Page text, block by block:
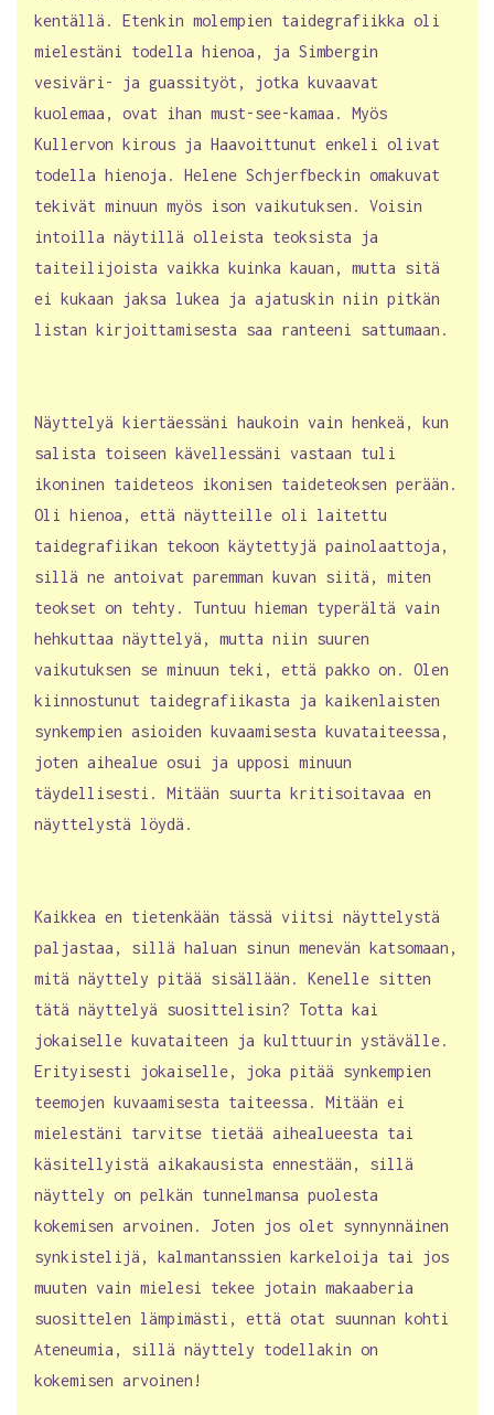
kentällä. Etenkin molempien taidegrafiikka oli
mielestäni todella hienoa, ja Simbergin
vesiväri- ja guassityöt, jotka kuvaavat
kuolemaa, ovat ihan must-see-kamaa. Myös
Kullervon kirous ja Haavoittunut enkeli olivat
todella hienoja. Helene Schjerfbeckin omakuvat
tekivät minuun myös ison vaikutuksen. Voisin
intoilla näytillä olleista teoksista ja
taiteilijoista vaikka kuinka kauan, mutta sitä
ei kukaan jaksa lukea ja ajatuskin niin pitkän
listan kirjoittamisesta saa ranteeni sattumaan.
Näyttelyä kiertäessäni haukoin vain henkeä, kun
salista toiseen kävellessäni vastaan tuli
ikoninen taideteos ikonisen taideteoksen perään.
Oli hienoa, että näytteille oli laitettu
taidegrafiikan tekoon käytettyjä painolaattoja,
sillä ne antoivat paremman kuvan siitä, miten
teokset on tehty. Tuntuu hieman typerältä vain
hehkuttaa näyttelyä, mutta niin suuren
vaikutuksen se minuun teki, että pakko on. Olen
kiinnostunut taidegrafiikasta ja kaikenlaisten
synkempien asioiden kuvaamisesta kuvataiteessa,
joten aihealue osui ja upposi minuun
täydellisesti. Mitään suurta kritisoitavaa en
näyttelystä löydä.
Kaikkea en tietenkään tässä viitsi näyttelystä
paljastaa, sillä haluan sinun menevän katsomaan,
mitä näyttely pitää sisällään. Kenelle sitten
tätä näyttelyä suosittelisin? Totta kai
jokaiselle kuvataiteen ja kulttuurin ystävälle.
Erityisesti jokaiselle, joka pitää synkempien
teemojen kuvaamisesta taiteessa. Mitään ei
mielestäni tarvitse tietää aihealueesta tai
käsitellyistä aikakausista ennestään, sillä
näyttely on pelkän tunnelmansa puolesta
kokemisen arvoinen. Joten jos olet synnynnäinen
synkistelijä, kalmantanssien karkeloija tai jos
muuten vain mielesi tekee jotain makaaberia
suosittelen lämpimästi, että otat suunnan kohti
Ateneumia, sillä näyttely todellakin on
kokemisen arvoinen!